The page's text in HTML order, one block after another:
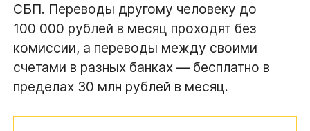
СБП. Переводы другому человеку до
100 000 рублей в месяц проходят без
комиссии, а переводы между своими
счетами в разных банках — бесплатно в
пределах 30 млн рублей в месяц.